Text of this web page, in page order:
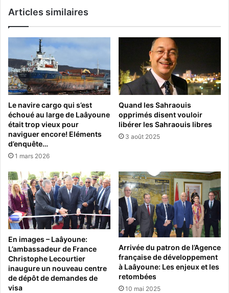
Articles similaires
Le navire cargo qui s’est
échoué au large de Laâyoune
était trop vieux pour
naviguer encore! Eléments
d’enquête…
1 mars 2026
Quand les Sahraouis
opprimés disent vouloir
libérer les Sahraouis libres
3 août 2025
En images – Laâyoune:
L’ambassadeur de France
Christophe Lecourtier
inaugure un nouveau centre
de dépôt de demandes de
visa
Arrivée du patron de l’Agence
française de développement
à Laâyoune: Les enjeux et les
retombées
10 mai 2025